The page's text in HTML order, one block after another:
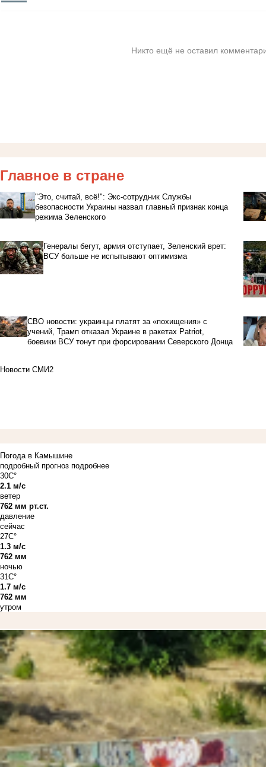
Никто ещё не оставил
Главное в стране
"Это, считай, всё!": Экс-сотрудник Службы
безопасности Украины назвал главный признак конца
режима Зеленского
Генералы бегут, армия отступает, Зеленский врет:
ВСУ больше не испытывают оптимизма
СВО новости: украинцы платят за «похищения» с
учений, Трамп отказал Украине в ракетах Patriot,
боевики ВСУ тонут при форсировании Северского Донца
Новости СМИ2
Погода в Камышине
подробный прогноз подробнее
30C°
2.1 м/с
ветер
762 мм рт.ст.
давление
сейчас
27C°
1.3 м/с
762 мм
ночью
31C°
1.7 м/с
762 мм
утром